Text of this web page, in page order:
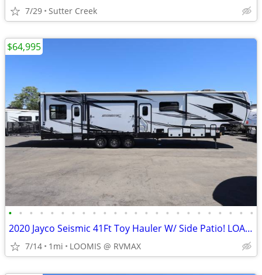
7/29 Sutter Creek
• • • • • • • • • • • • • • • • • • • • • • • •
2020 Jayco Seismic 41Ft Toy Hauler W/ Side Patio! LOADED W/ OPTIONS!
7/14 1mi LOOMIS @ RVMAX
$64,995